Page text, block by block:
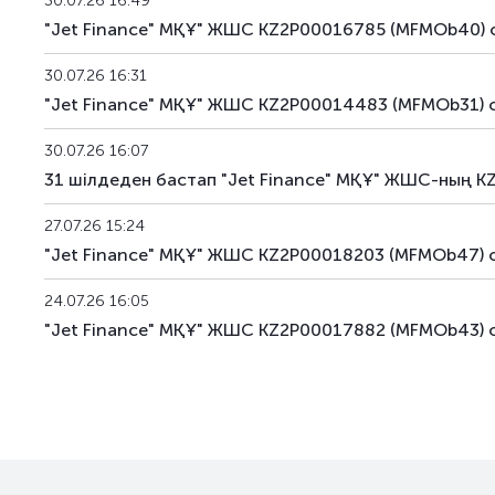
MFMOb42 KZ2P00016819
MFMOb43
MFMOb44 KZ2P00017890
MFMOb46
MFMOb47 KZ2P00018203
"Jet Finance" МҚҰ" ЖШС KZ2P00016785 (MFMOb40)
30.07.26 16:31
"Jet Finance" МҚҰ" ЖШС KZ2P00014483 (MFMOb31)
30.07.26 16:07
31 шілдеден бастап "Jet Finance" МҚҰ" ЖШС-ның
27.07.26 15:24
"Jet Finance" МҚҰ" ЖШС KZ2P00018203 (MFMOb47)
24.07.26 16:05
"Jet Finance" МҚҰ" ЖШС KZ2P00017882 (MFMOb43)